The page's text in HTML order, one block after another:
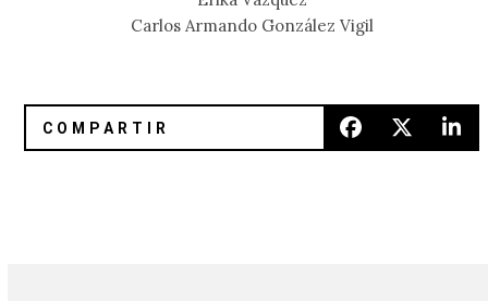
Carlos Armando González Vigil